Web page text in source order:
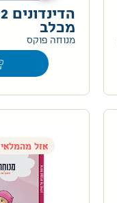
מכלב
מנוחה פוקס
אזל מהמלאי